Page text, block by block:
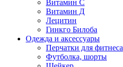
Витамин С
Витамин Д
Лецитин
Гинкго Билоба
Одежда и аксессуары
Перчатки для фитнеса
Футболка, шорты